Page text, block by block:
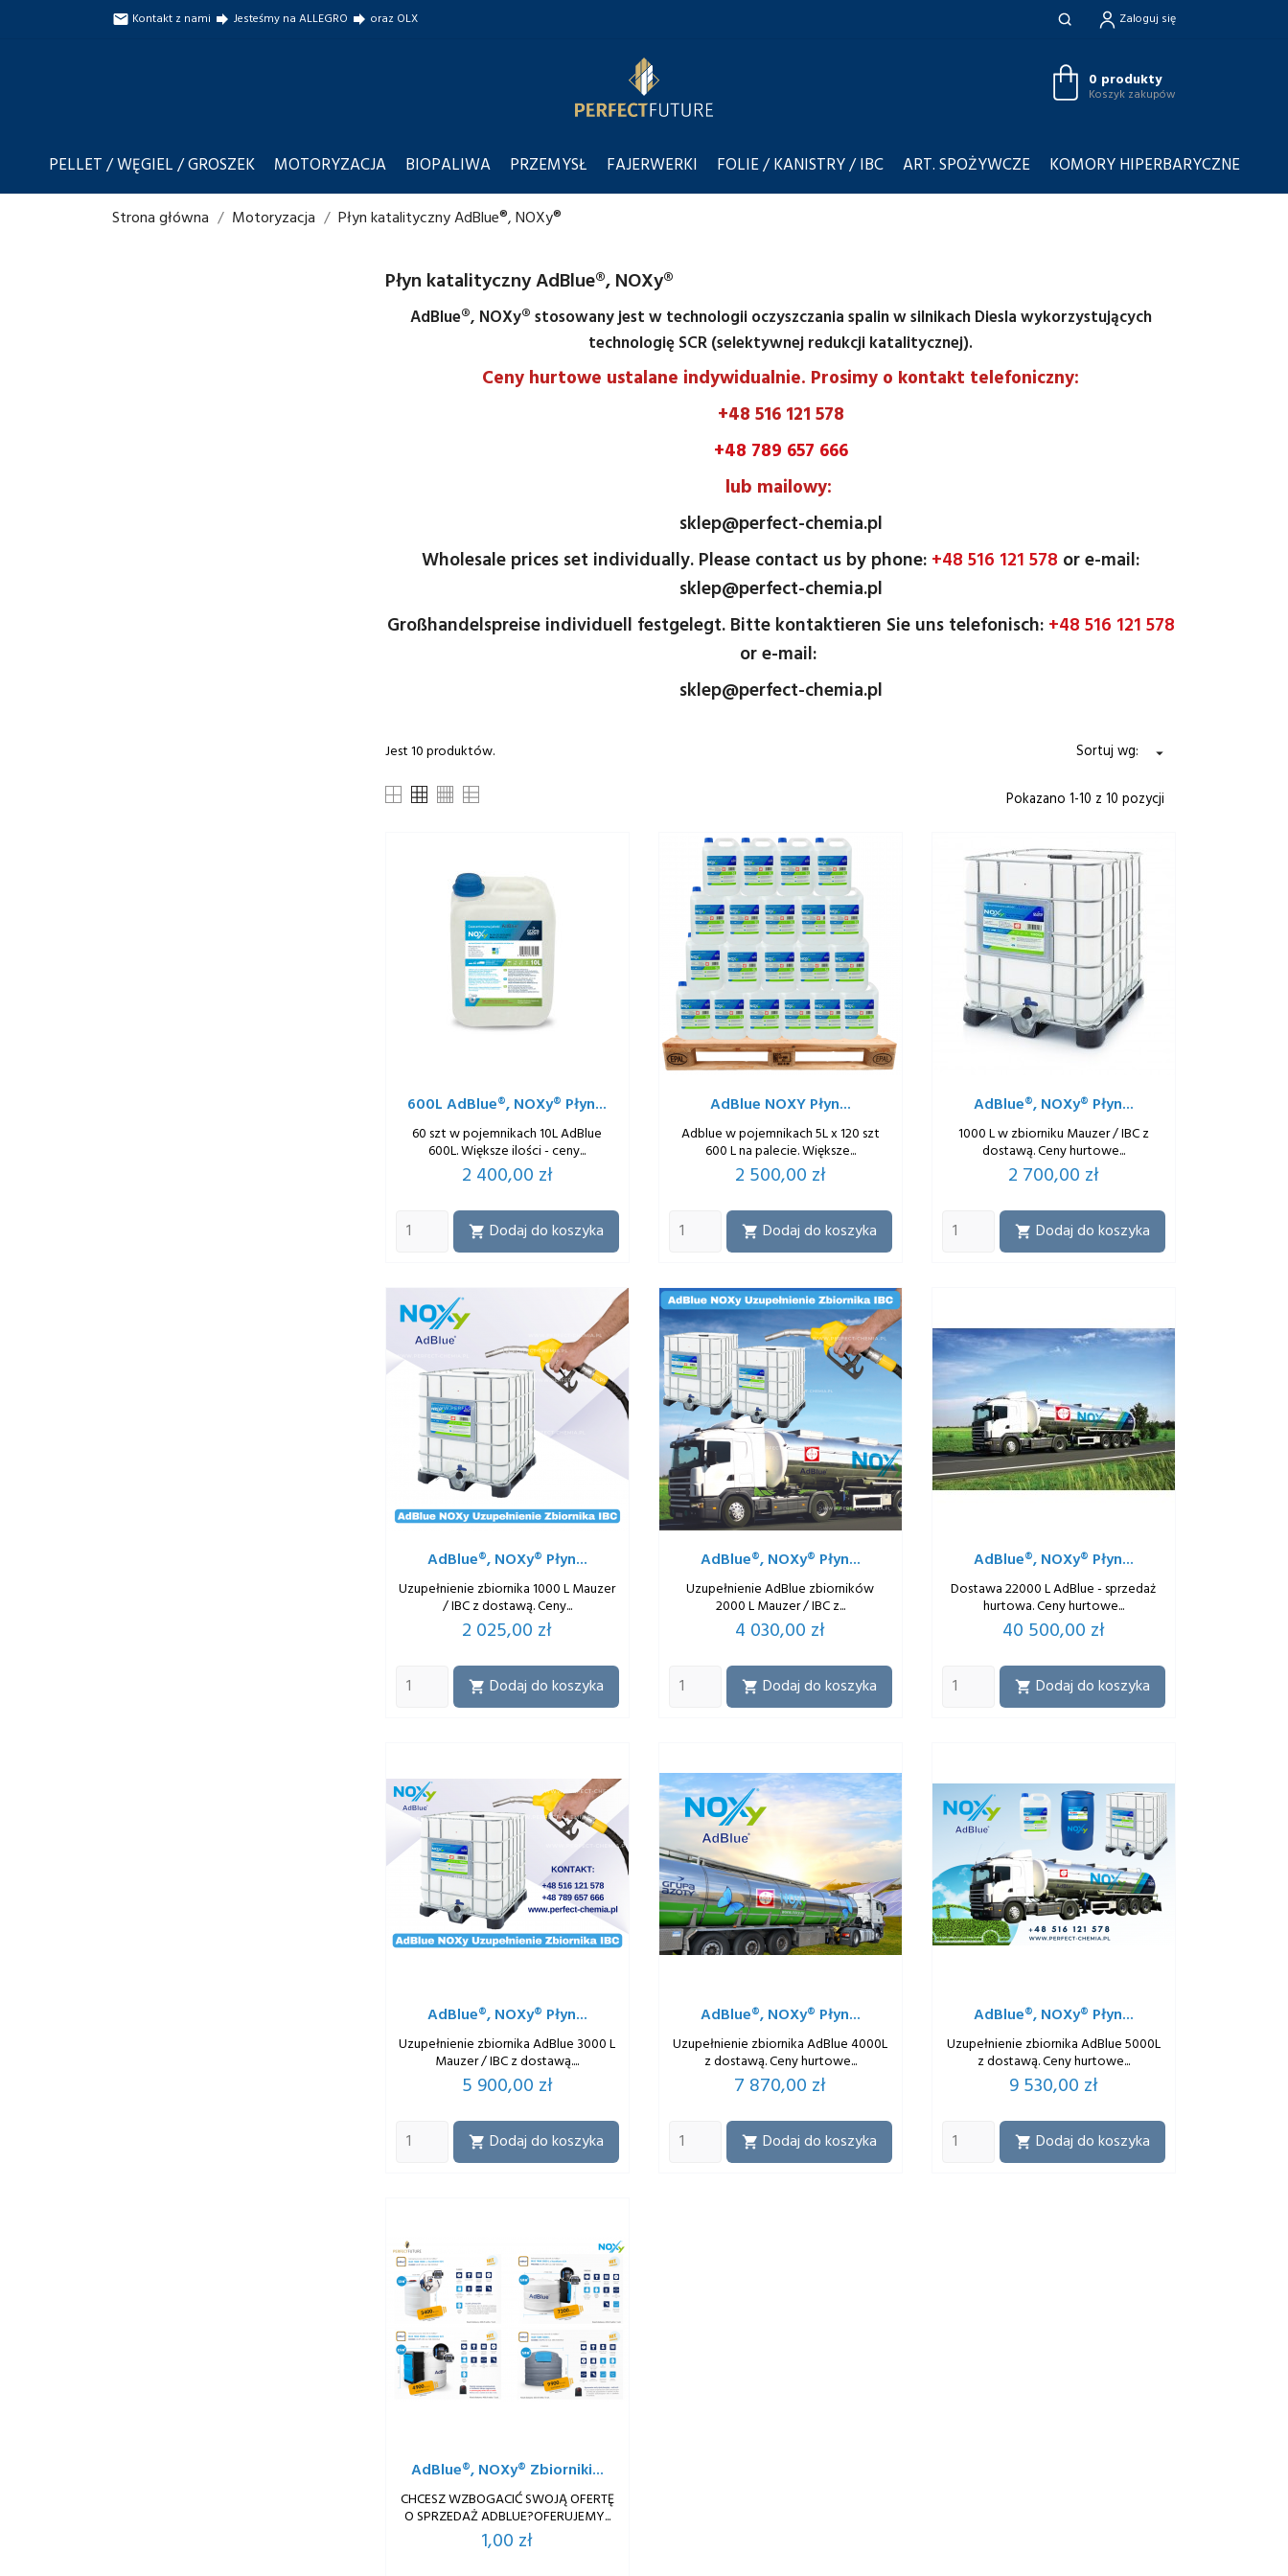
 Kontakt z nami forward Jesteśmy na ALLEGRO forward oraz OLX Zaloguj się
0 produkty
Koszyk zakupów
PELLET / WĘGIEL / GROSZEK MOTORYZACJA BIOPALIWA PRZEMYSŁ FAJERWERKI FOLIE / KANISTRY / IBC ART. SPOŻYWCZE KOMORY HIPERBARYCZNE
Strona główna Motoryzacja Płyn katalityczny AdBlue®, NOXy®
Płyn katalityczny AdBlue®, NOXy®
AdBlue®, NOXy® stosowany jest w technologii oczyszczania spalin w silnikach Diesla wykorzystujących
technologię SCR (selektywnej redukcji katalitycznej).
Ceny hurtowe ustalane indywidualnie. Prosimy o kontakt telefoniczny:
+48 516 121 578
+48 789 657 666
lub mailowy:
sklep@perfect-chemia.pl
Wholesale prices set individually. Please contact us by phone: +48 516 121 578 or e-mail:
sklep@perfect-chemia.pl
Großhandelspreise individuell festgelegt. Bitte kontaktieren Sie uns telefonisch: +48 516 121 578
or e-mail:
sklep@perfect-chemia.pl
Jest 10 produktów. Sortuj wg: 
Pokazano 1-10 z 10 pozycji
600L AdBlue®, NOXy® Płyn...
60 szt w pojemnikach 10L AdBlue
600L. Większe ilości - ceny...
Cena
2 400,00 zł
 Dodaj do koszyka
AdBlue NOXY Płyn...
Adblue w pojemnikach 5L x 120 szt
600 L na palecie. Większe...
Cena
2 500,00 zł
 Dodaj do koszyka
AdBlue®, NOXy® Płyn...
1000 L w zbiorniku Mauzer / IBC z
dostawą. Ceny hurtowe...
Cena
2 700,00 zł
 Dodaj do koszyka
AdBlue®, NOXy® Płyn...
Uzupełnienie zbiornika 1000 L Mauzer
/ IBC z dostawą. Ceny...
Cena
2 025,00 zł
 Dodaj do koszyka
AdBlue®, NOXy® Płyn...
Uzupełnienie AdBlue zbiorników
2000 L Mauzer / IBC z...
Cena
4 030,00 zł
 Dodaj do koszyka
AdBlue®, NOXy® Płyn...
Dostawa 22000 L AdBlue - sprzedaż
hurtowa. Ceny hurtowe...
Cena
40 500,00 zł
 Dodaj do koszyka
AdBlue®, NOXy® Płyn...
Uzupełnienie zbiornika AdBlue 3000 L
Mauzer / IBC z dostawą....
Cena
5 900,00 zł
 Dodaj do koszyka
AdBlue®, NOXy® Płyn...
Uzupełnienie zbiornika AdBlue 4000L
z dostawą. Ceny hurtowe...
Cena
7 870,00 zł
 Dodaj do koszyka
AdBlue®, NOXy® Płyn...
Uzupełnienie zbiornika AdBlue 5000L
z dostawą. Ceny hurtowe...
Cena
9 530,00 zł
 Dodaj do koszyka
AdBlue®, NOXy® Zbiorniki...
CHCESZ WZBOGACIĆ SWOJĄ OFERTĘ
O SPRZEDAŻ ADBLUE?OFERUJEMY...
Cena
1,00 zł